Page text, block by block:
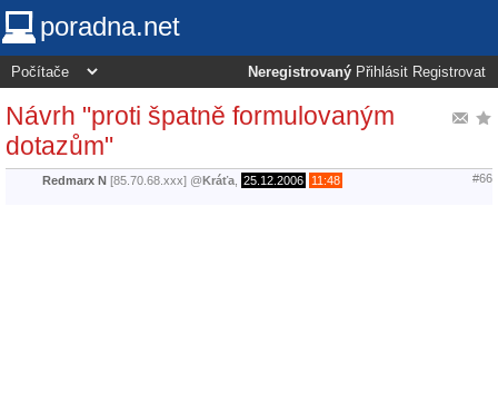
poradna.net
Neregistrovaný Přihlásit Registrovat
Návrh "proti špatně formulovaným
dotazům"
Redmarx N [85.70.68.xxx] @Kráťa 25.12.2006 11:48 #66